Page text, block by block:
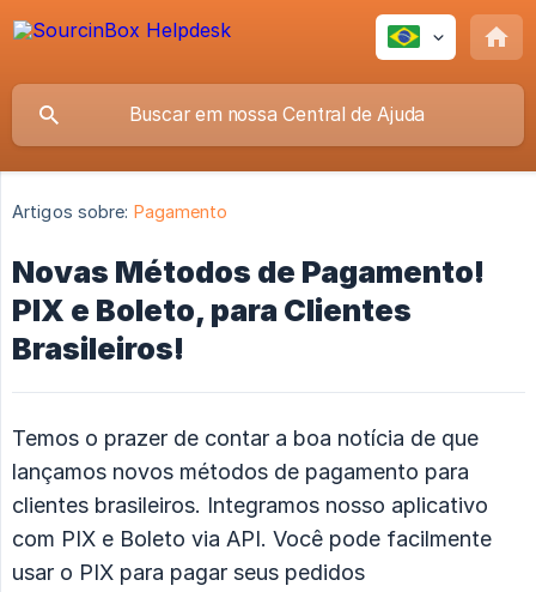
Artigos sobre: Pagamento
Novas Métodos de Pagamento!
PIX e Boleto, para Clientes
Brasileiros!
Temos o prazer de contar a boa notícia de que
lançamos novos métodos de pagamento para
clientes brasileiros. Integramos nosso aplicativo
com PIX e Boleto via API. Você pode facilmente
usar o PIX para pagar seus pedidos